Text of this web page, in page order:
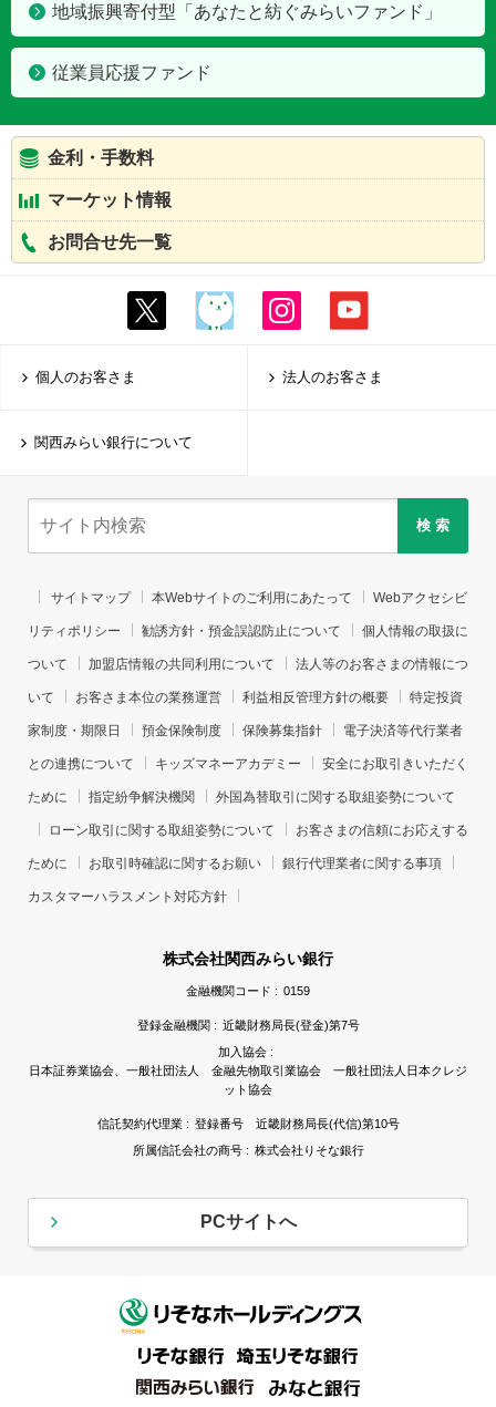
地域振興寄付型「あなたと紡ぐみらいファンド」
従業員応援ファンド
金利・手数料
マーケット情報
お問合せ先一覧
個人のお客さま 法人のお客さま
関西みらい銀行について
検 索
サイトマップ 本Webサイトのご利用にあたって Webアクセシビ
リティポリシー 勧誘方針・預金誤認防止について 個人情報の取扱に
ついて 加盟店情報の共同利用について 法人等のお客さまの情報につ
いて お客さま本位の業務運営 利益相反管理方針の概要 特定投資
家制度・期限日 預金保険制度 保険募集指針 電子決済等代行業者
との連携について キッズマネーアカデミー 安全にお取引きいただく
ために 指定紛争解決機関 外国為替取引に関する取組姿勢について
ローン取引に関する取組姿勢について お客さまの信頼にお応えする
ために お取引時確認に関するお願い 銀行代理業者に関する事項
カスタマーハラスメント対応方針
株式会社関西みらい銀行
金融機関コード : 0159
登録金融機関 : 近畿財務局長(登金)第7号
加入協会 :
日本証券業協会、一般社団法人 金融先物取引業協会 一般社団法人日本クレジ
ット協会
信託契約代理業 : 登録番号 近畿財務局長(代信)第10号
所属信託会社の商号 : 株式会社りそな銀行
PCサイトへ